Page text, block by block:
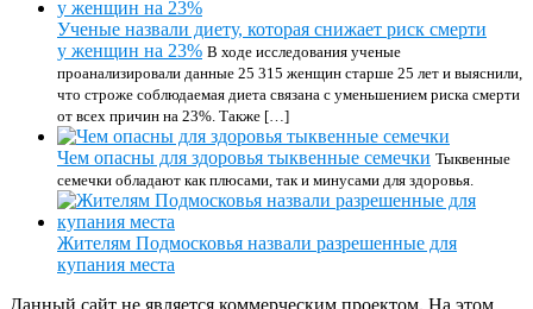
Ученые назвали диету, которая снижает риск смерти
у женщин на 23% В ходе исследования ученые
проанализировали данные 25 315 женщин старше 25 лет и выяснили,
что строже соблюдаемая диета связана с уменьшением риска смерти
от всех причин на 23%. Также […]
Чем опасны для здоровья тыквенные семечки Тыквенные
семечки обладают как плюсами, так и минусами для здоровья.
Жителям Подмосковья назвали разрешенные для
купания места
Данный сайт не является коммерческим проектом. На этом